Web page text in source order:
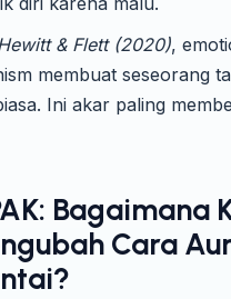
& Flett (2020),
membuat seseorang
Ini akar paling
Bagaimana
Cara